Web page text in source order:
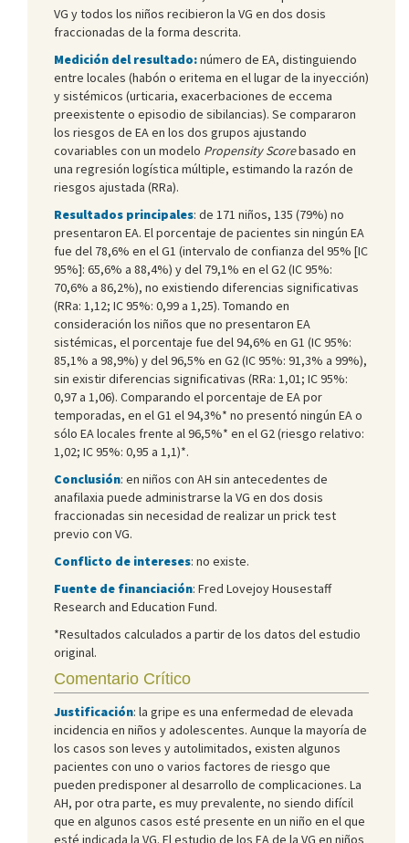
VG y todos los niños recibieron la VG en dos dosis
fraccionadas de la forma descrita.
Medición del resultado:número de EA, distinguiendo
entre locales (habón o eritema en el lugar de la inyección)
y sistémicos (urticaria, exacerbaciones de eccema
preexistente o episodio de sibilancias). Se compararon
los riesgos de EA en los dos grupos ajustando
covariables con un modelo Propensity Scorebasado en
una regresión logística múltiple, estimando la razón de
riesgos ajustada (RRa).
Resultados principales: de 171 niños, 135 (79%) no
presentaron EA. El porcentaje de pacientes sin ningún EA
fue del 78,6% en el G1 (intervalo de confianza del 95% [IC
95%]: 65,6% a 88,4%) y del 79,1% en el G2 (IC 95%:
70,6% a 86,2%), no existiendo diferencias significativas
(RRa: 1,12; IC 95%: 0,99 a 1,25). Tomando en
consideración los niños que no presentaron EA
sistémicas, el porcentaje fue del 94,6% en G1 (IC 95%:
85,1% a 98,9%) y del 96,5% en G2 (IC 95%: 91,3% a 99%),
sin existir diferencias significativas (RRa: 1,01; IC 95%:
0,97 a 1,06). Comparando el porcentaje de EA por
temporadas, en el G1 el 94,3%* no presentó ningún EA o
sólo EA locales frente al 96,5%* en el G2 (riesgo relativo:
1,02; IC 95%: 0,95 a 1,1)*.
Conclusión: en niños con AH sin antecedentes de
anafilaxia puede administrarse la VG en dos dosis
fraccionadas sin necesidad de realizar un prick test
previo con VG.
Conflicto de intereses: no existe.
Fuente de financiación: Fred Lovejoy Housestaff
Research and Education Fund.
*Resultados calculados a partir de los datos del estudio
original.
Comentario Crítico
Justificación: la gripe es una enfermedad de elevada
incidencia en niños y adolescentes. Aunque la mayoría de
los casos son leves y autolimitados, existen algunos
pacientes con uno o varios factores de riesgo que
pueden predisponer al desarrollo de complicaciones. La
AH, por otra parte, es muy prevalente, no siendo difícil
que en algunos casos esté presente en un niño en el que
esté indicada la VG. El estudio de los EA de la VG en niños